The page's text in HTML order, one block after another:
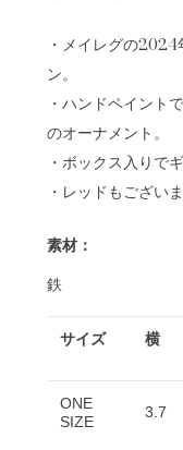
・メイレグの
ン。
・ハンドペイント
のオーナメント。
・ボックス入りで
・レッドもございま
素材：
鉄
サイズ 横
ONE
SIZE
3.7